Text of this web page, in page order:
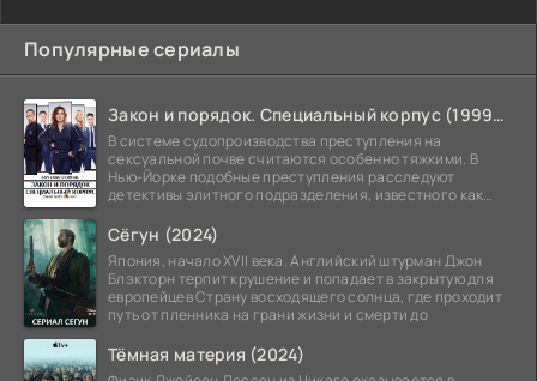
Популярные сериалы
Закон и порядок. Специальный корпус (1999-2026)
В системе судопроизводства преступления на
сексуальной почве считаются особенно тяжкими. В
Нью-Йорке подобные преступления расследуют
детективы элитного подразделения, известного как
Сёгун (2024)
Япония, начало XVII века. Английский штурман Джон
Блэкторн терпит крушение и попадает в закрытую для
европейцев Страну восходящего солнца, где проходит
путь от пленника на грани жизни и смерти до
Тёмная материя (2024)